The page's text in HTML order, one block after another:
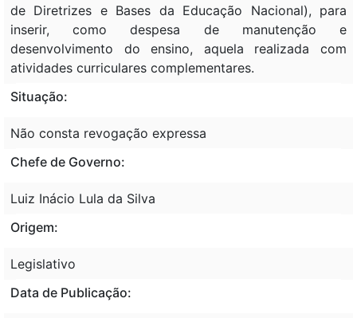
de Diretrizes e Bases da Educação Nacional), para
inserir, como despesa de manutenção e
desenvolvimento do ensino, aquela realizada com
atividades curriculares complementares.
Situação:
Não consta revogação expressa
Chefe de Governo:
Luiz Inácio Lula da Silva
Origem:
Legislativo
Data de Publicação: